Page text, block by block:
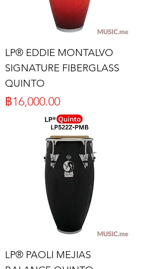
LP® EDDIE MONTALVO
SIGNATURE FIBERGLASS
QUINTO
ราคา
฿16,000.00
LP® PAOLI MEJIAS